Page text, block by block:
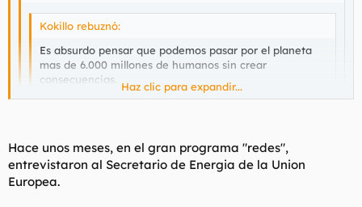
Kokillo rebuznó:
Es absurdo pensar que podemos pasar por el planeta
mas de 6.000 millones de humanos sin crear
consecuencias.
vez es mas caro... pues muy bien. Seguiré cojiendo el
coche y jodiendo el planeta.
Haz clic para expandir...
¿Acaso lo que tú gastes vale más que el planeta,
No es cuestión de gastar. Es de que merezca la pena o no. Me
quieren hacer culpable de algo a lo que ellos no colaboran a
frenar, asi que... por qué voy a hacerlo yo? Ellos tienen los
Haz clic para expandir...
Hace unos meses, en el gran programa "redes",
entrevistaron al Secretario de Energia de la Union
Europea.